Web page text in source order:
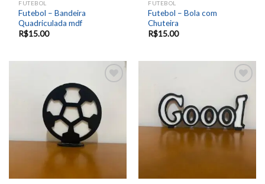
FUTEBOL
Futebol – Bandeira
Quadriculada mdf
R$15.00
FUTEBOL
Futebol – Bola com
Chuteira
R$15.00
wishlist
wishlist